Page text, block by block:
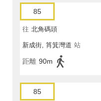
85
往 北角碼頭
新成街, 筲箕灣道 站
距離 90m
85